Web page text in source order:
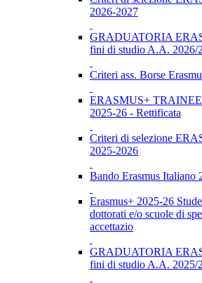
2026-2027
GRADUATORIA
fini di studio A.A. 2026/
Criteri ass. Borse
ERASMUS+
2025-26 - Rettificata
Criteri di selezione
2025-2026
Bando Erasmus Italiano
Erasmus+ 2025-26
dottorati e/o scuole di
accettazio
GRADUATORIA
fini di studio A.A. 2025/